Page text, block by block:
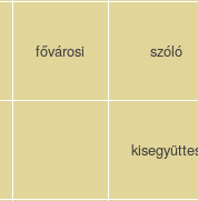
fővárosi szóló